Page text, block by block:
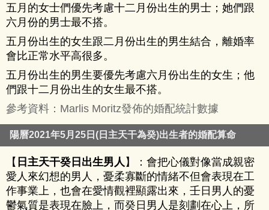
五月的女士們優先考慮十二月份出生的男士；她們跟
六月份的男士最不搭。
五月份出生的女生跟二月份出生的男生結合，離婚率
會比正常水平高很多。
五月份出生的男生要優先考慮六月份出生的女生；他
們跟十二月份出生的女生最不搭。
參考資料：Marlis Moritz發佈的婚配統計數據
陽曆2021年5月25日(日主天干為癸)出生者的婚配算命
【 日主天干癸日出生男人】：會把心儀對像當成親密
愛人來幻想的男人，憂柔寡斷的情緒不但會表現在工
作事業上，也會在愛情觀裡顯露出來，壬日男人的憂
鬱氣質是表現在臉上，而癸日男人是刻劃在心上，所